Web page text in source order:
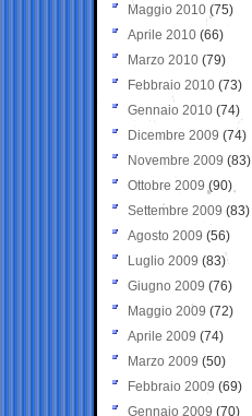
Maggio 2010 (75)
Aprile 2010 (66)
Marzo 2010 (79)
Febbraio 2010 (73)
Gennaio 2010 (74)
Dicembre 2009 (74)
Novembre 2009 (83)
Ottobre 2009 (90)
Settembre 2009 (83)
Agosto 2009 (56)
Luglio 2009 (83)
Giugno 2009 (76)
Maggio 2009 (72)
Aprile 2009 (74)
Marzo 2009 (50)
Febbraio 2009 (69)
Gennaio 2009 (70)